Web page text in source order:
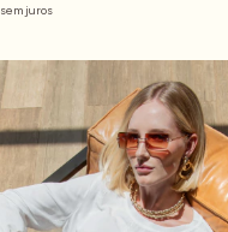
sem juros